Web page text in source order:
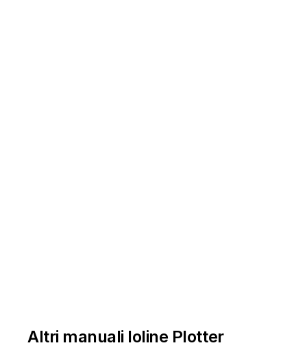
Altri manuali Ioline Plotter